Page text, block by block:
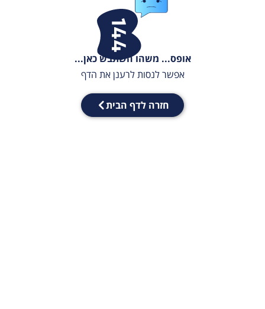
אופס... משהו השתבש כאן...
אפשר לנסות לרענן את הדף
חזרה לדף הבית